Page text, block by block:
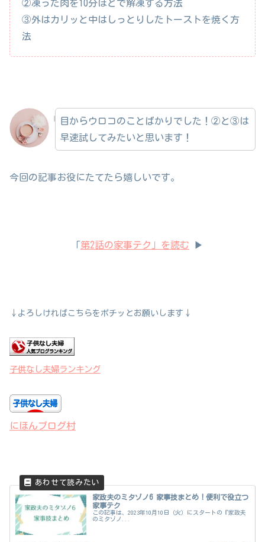
②凍った肉を10分ほどで解凍する方法
③外はカリッと中はしっとりしたトーストを焼く方
法
目からウロコのことばかりでした！②と③は
早速試してみたいと思います！
今回の記事お役にたてたら嬉しいです。
「 第2話の家事テク」を読む ▶
↓よろしければこちらをポチッとお願いします↓
子供なし夫婦ランキング
にほんブログ村
家政夫のミタゾノ6 家事技まとめ！便利で役立つ
家事テク
この記事は、2023年10月10日（火）にスタートの『家政夫
のミタゾノ...